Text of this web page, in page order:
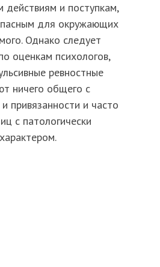
действиям и поступкам,
для окружающих
Однако следует
оценкам психологов,
ревностные
ничего общего с
привязанности и часто
с патологически